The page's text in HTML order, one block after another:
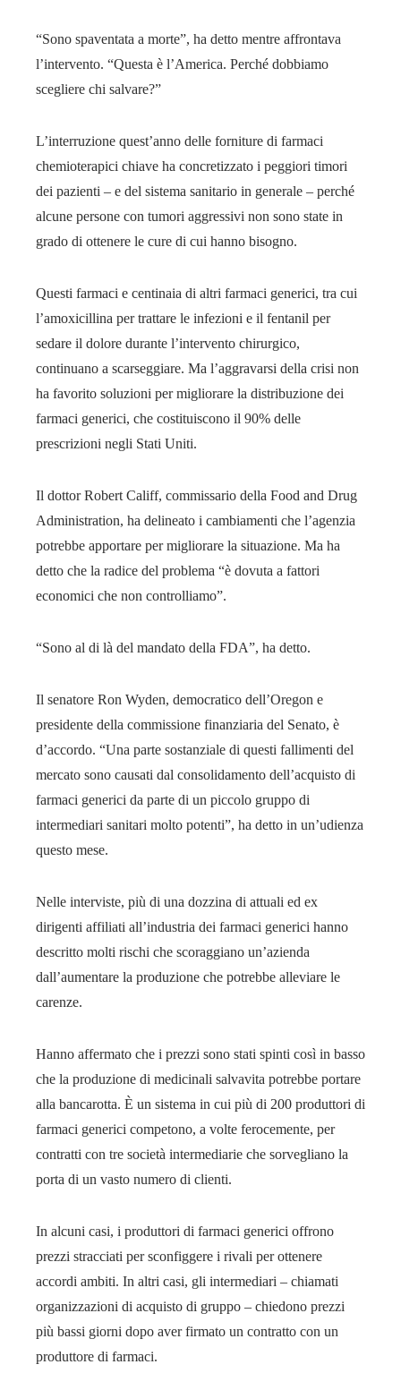
“Sono spaventata a morte”, ha detto mentre affrontava
l’intervento. “Questa è l’America. Perché dobbiamo
scegliere chi salvare?”
L’interruzione quest’anno delle forniture di farmaci
chemioterapici chiave ha concretizzato i peggiori timori
dei pazienti – e del sistema sanitario in generale – perché
alcune persone con tumori aggressivi non sono state in
grado di ottenere le cure di cui hanno bisogno.
Questi farmaci e centinaia di altri farmaci generici, tra cui
l’amoxicillina per trattare le infezioni e il fentanil per
sedare il dolore durante l’intervento chirurgico,
continuano a scarseggiare. Ma l’aggravarsi della crisi non
ha favorito soluzioni per migliorare la distribuzione dei
farmaci generici, che costituiscono il 90% delle
prescrizioni negli Stati Uniti.
Il dottor Robert Califf, commissario della Food and Drug
Administration, ha delineato i cambiamenti che l’agenzia
potrebbe apportare per migliorare la situazione. Ma ha
detto che la radice del problema “è dovuta a fattori
economici che non controlliamo”.
“Sono al di là del mandato della FDA”, ha detto.
Il senatore Ron Wyden, democratico dell’Oregon e
presidente della commissione finanziaria del Senato, è
d’accordo. “Una parte sostanziale di questi fallimenti del
mercato sono causati dal consolidamento dell’acquisto di
farmaci generici da parte di un piccolo gruppo di
intermediari sanitari molto potenti”, ha detto in un’udienza
questo mese.
Nelle interviste, più di una dozzina di attuali ed ex
dirigenti affiliati all’industria dei farmaci generici hanno
descritto molti rischi che scoraggiano un’azienda
dall’aumentare la produzione che potrebbe alleviare le
carenze.
Hanno affermato che i prezzi sono stati spinti così in basso
che la produzione di medicinali salvavita potrebbe portare
alla bancarotta. È un sistema in cui più di 200 produttori di
farmaci generici competono, a volte ferocemente, per
contratti con tre società intermediarie che sorvegliano la
porta di un vasto numero di clienti.
In alcuni casi, i produttori di farmaci generici offrono
prezzi stracciati per sconfiggere i rivali per ottenere
accordi ambiti. In altri casi, gli intermediari – chiamati
organizzazioni di acquisto di gruppo – chiedono prezzi
più bassi giorni dopo aver firmato un contratto con un
produttore di farmaci.